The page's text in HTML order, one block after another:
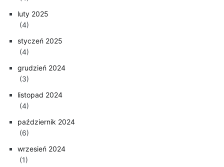
luty 2025
(4)
styczeń 2025
(4)
grudzień 2024
(3)
listopad 2024
(4)
październik 2024
(6)
wrzesień 2024
(1)